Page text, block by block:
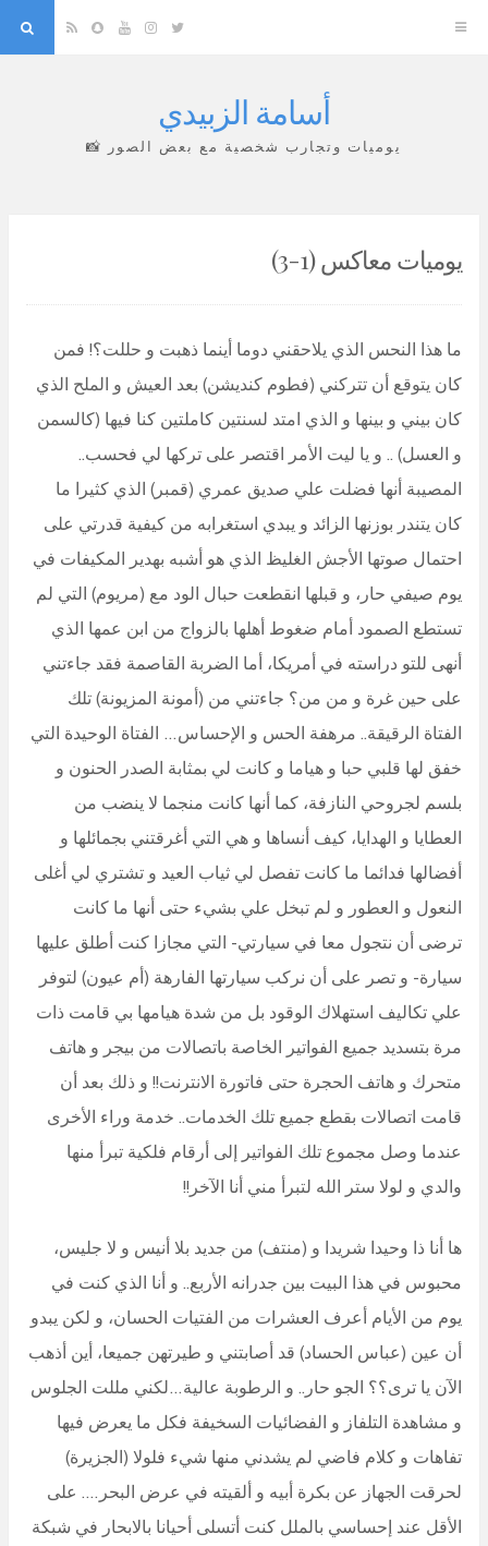
Twitter
Instagram
YouTube
Snapchat
RSS
أسامة الزبيدي
يوميات وتجارب شخصية مع بعض الصور 📸
يوميات معاكس (1-3)
ما هذا النحس الذي يلاحقني دوما أينما ذهبت و حللت؟! فمن
كان يتوقع أن تتركني (فطوم كنديشن) بعد العيش و الملح الذي
كان بيني و بينها و الذي امتد لسنتين كاملتين كنا فيها (كالسمن
و العسل) .. و يا ليت الأمر اقتصر على تركها لي فحسب..
المصيبة أنها فضلت علي صديق عمري (قمبر) الذي كثيرا ما
كان يتندر بوزنها الزائد و يبدي استغرابه من كيفية قدرتي على
احتمال صوتها الأجش الغليظ الذي هو أشبه بهدير المكيفات في
يوم صيفي حار، و قبلها انقطعت حبال الود مع (مريوم) التي لم
تستطع الصمود أمام ضغوط أهلها بالزواج من ابن عمها الذي
أنهى للتو دراسته في أمريكا، أما الضربة القاصمة فقد جاءتني
على حين غرة و من من؟ جاءتني من (أمونة المزيونة) تلك
الفتاة الرقيقة.. مرهفة الحس و الإحساس… الفتاة الوحيدة التي
خفق لها قلبي حبا و هياما و كانت لي بمثابة الصدر الحنون و
بلسم لجروحي النازفة، كما أنها كانت منجما لا ينضب من
العطايا و الهدايا، كيف أنساها و هي التي أغرقتني بجمائلها و
أفضالها فدائما ما كانت تفصل لي ثياب العيد و تشتري لي أغلى
النعول و العطور و لم تبخل علي بشيء حتى أنها ما كانت
ترضى أن نتجول معا في سيارتي- التي مجازا كنت أطلق عليها
سيارة- و تصر على أن نركب سيارتها الفارهة (أم عيون) لتوفر
علي تكاليف استهلاك الوقود بل من شدة هيامها بي قامت ذات
مرة بتسديد جميع الفواتير الخاصة باتصالات من بيجر و هاتف
متحرك و هاتف الحجرة حتى فاتورة الانترنت!! و ذلك بعد أن
قامت اتصالات بقطع جميع تلك الخدمات.. خدمة وراء الأخرى
عندما وصل مجموع تلك الفواتير إلى أرقام فلكية تبرأ منها
والدي و لولا ستر الله لتبرأ مني أنا الآخر!!
ها أنا ذا وحيدا شريدا و (منتف) من جديد بلا أنيس و لا جليس،
محبوس في هذا البيت بين جدرانه الأربع.. و أنا الذي كنت في
يوم من الأيام أعرف العشرات من الفتيات الحسان، و لكن يبدو
أن عين (عباس الحساد) قد أصابتني و طيرتهن جميعا، أين أذهب
الآن يا ترى؟؟ الجو حار.. و الرطوبة عالية…لكني مللت الجلوس
و مشاهدة التلفاز و الفضائيات السخيفة فكل ما يعرض فيها
تفاهات و كلام فاضي لم يشدني منها شيء فلولا (الجزيرة)
لحرقت الجهاز عن بكرة أبيه و ألقيته في عرض البحر…. على
الأقل عند إحساسي بالملل كنت أتسلى أحيانا بالابحار في شبكة